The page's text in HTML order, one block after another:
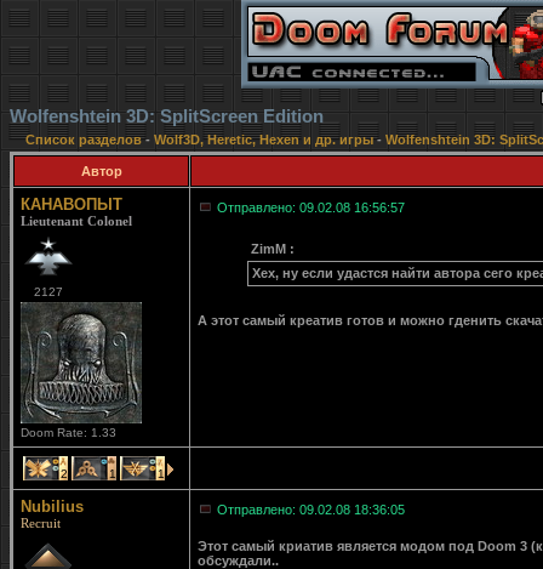
Wolfenshtein 3D: SplitScreen Edition
Список разделов- Wolf3D, Heretic, Hexen и др. игры- Wolfenshtein 3D:
Автор
КАНАВОПЫТ
Lieutenant Colonel
2127
Doom Rate: 1.33
Отправлено: 09.02.08 16:56:57
ZimM :
Хех, ну если удастся найти автора сего
А этот самый креатив готов и можно гденить
2 1 1
Nubilius
Recruit
Отправлено: 09.02.08 18:36:05
Этот самый криатив является модом под Doom 3
обсуждали..